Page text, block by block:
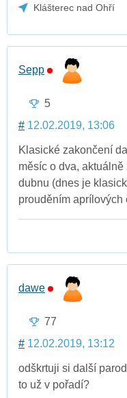
Klášterec nad Ohří
Sepp
5
# 12.02.2019, 13:06
Klasické zakončení
měsíc o dva,
dubnu (dnes je
prouděním aprílových
dawe
77
# 12.02.2019, 13:12
odškrtuji si další
to už v pořadí?